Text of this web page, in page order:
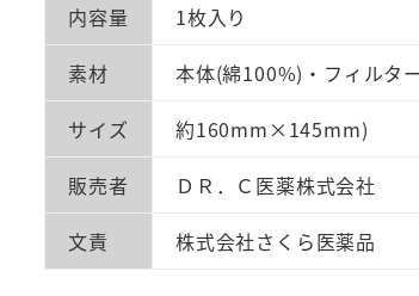
内容量
1枚入り
素材
本体(綿100%)・フィルタ
サイズ
約160mm×145mm)
販売者
ＤＲ．Ｃ医薬株式会社
文責
株式会社さくら医薬品